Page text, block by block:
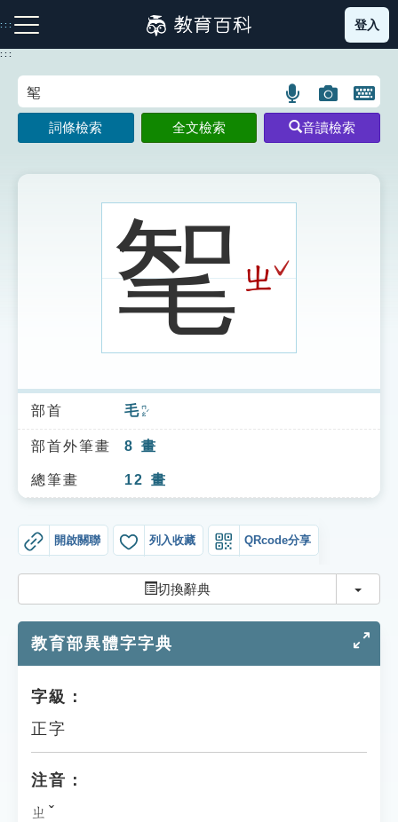
到
主
:::
注音索引圖示 筆畫索引圖示 部首索引表圖示
索引選單
知識索引
單字索引
貓頭鷹博士
登入
:::
語
言
搜
示
圖
片
搜
開
鍵
圖
詞條檢索 全文檢索 音讀檢索
㲛ㄓ ˇ
部首 毛ㄇㄠˊ
部首外筆畫 8 畫
總筆畫 12 畫
開啟關聯 列入收藏 QRcode分享
切換辭典 切換
教育部異體字字典
字級：
正字
注音：
ㄓˇ